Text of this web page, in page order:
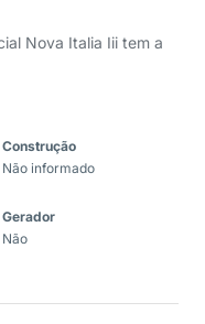
Nova Italia Iii tem a
Construção
Não informado
Gerador
Não